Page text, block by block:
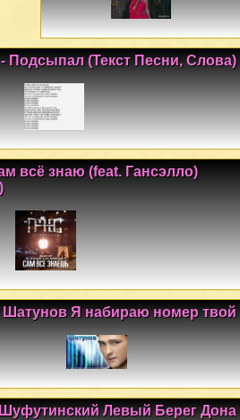
Подсыпал (Текст Песни, Слова)
всё знаю (feat. Гансэлло)
Я набираю номер твой
Левый Берег Дона